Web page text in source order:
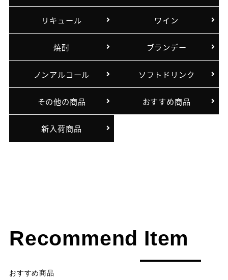
リキュール ワイン
焼酎 ブランデー
ノンアルコール ソフトドリンク
その他の商品 おすすめ商品
新入荷商品
Recommend Item
おすすめ商品